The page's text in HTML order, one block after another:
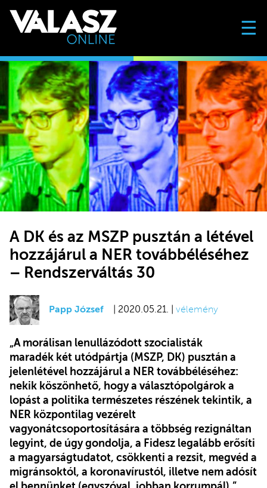
☰
A DK és az MSZP pusztán a létével
hozzájárul a NER továbbéléséhez
– Rendszerváltás 30
Papp József | 2020.05.21. | vélemény
„A morálisan lenullázódott szocialisták
maradék két utódpártja (MSZP, DK) pusztán a
jelenlétével hozzájárul a NER továbbéléséhez:
nekik köszönhető, hogy a választópolgárok a
lopást a politika természetes részének tekintik, a
NER központilag vezérelt
vagyonátcsoportosítására a többség rezignáltan
legyint, de úgy gondolja, a Fidesz legalább erősíti
a magyarságtudatot, csökkenti a rezsit, megvéd a
migránsoktól, a koronavírustól, illetve nem adósít